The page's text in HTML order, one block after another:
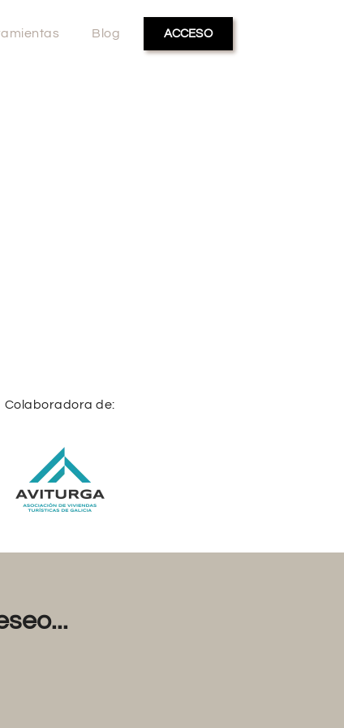
Blog ACCESO
Colaboradora de: